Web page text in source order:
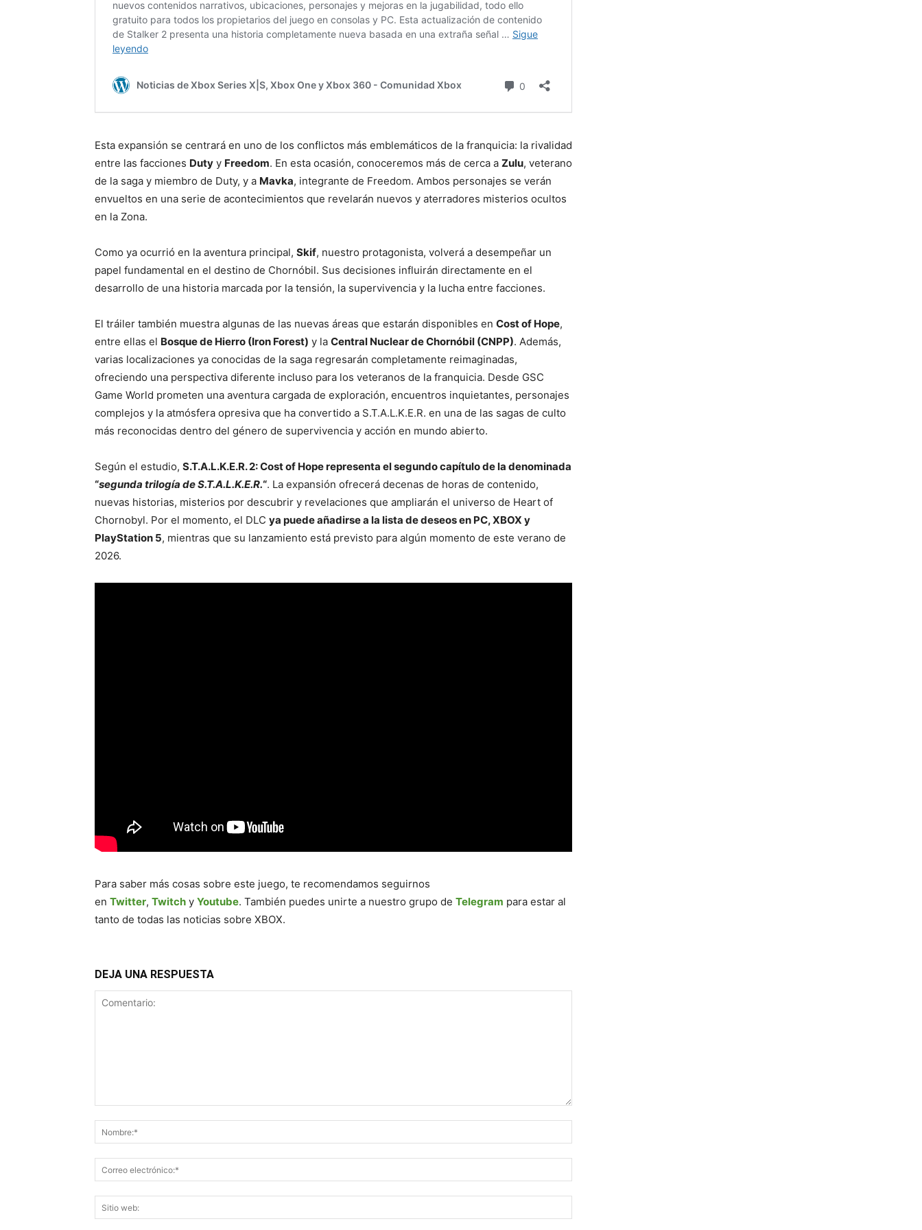
Esta expansión se centrará en uno de los conflictos más emblemáticos de la franquicia: la rivalidad
entre las facciones Duty y Freedom. En esta ocasión, conoceremos más de cerca a Zulu, veterano
de la saga y miembro de Duty, y a Mavka, integrante de Freedom. Ambos personajes se verán
envueltos en una serie de acontecimientos que revelarán nuevos y aterradores misterios ocultos
en la Zona.
Como ya ocurrió en la aventura principal, Skif, nuestro protagonista, volverá a desempeñar un
papel fundamental en el destino de Chornóbil. Sus decisiones influirán directamente en el
desarrollo de una historia marcada por la tensión, la supervivencia y la lucha entre facciones.
El tráiler también muestra algunas de las nuevas áreas que estarán disponibles en Cost of Hope,
entre ellas el Bosque de Hierro (Iron Forest) y la Central Nuclear de Chornóbil (CNPP). Además,
varias localizaciones ya conocidas de la saga regresarán completamente reimaginadas,
ofreciendo una perspectiva diferente incluso para los veteranos de la franquicia. Desde GSC
Game World prometen una aventura cargada de exploración, encuentros inquietantes, personajes
complejos y la atmósfera opresiva que ha convertido a S.T.A.L.K.E.R. en una de las sagas de culto
más reconocidas dentro del género de supervivencia y acción en mundo abierto.
Según el estudio, S.T.A.L.K.E.R. 2: Cost of Hope representa el segundo capítulo de la denominada
“segunda trilogía de S.T.A.L.K.E.R.“. La expansión ofrecerá decenas de horas de contenido,
nuevas historias, misterios por descubrir y revelaciones que ampliarán el universo de Heart of
Chornobyl. Por el momento, el DLC ya puede añadirse a la lista de deseos en PC, XBOX y
PlayStation 5, mientras que su lanzamiento está previsto para algún momento de este verano de
2026.
Para saber más cosas sobre este juego, te recomendamos seguirnos
en Twitter, Twitch y Youtube. También puedes unirte a nuestro grupo de Telegram para estar al
tanto de todas las noticias sobre XBOX.
DEJA UNA RESPUESTA